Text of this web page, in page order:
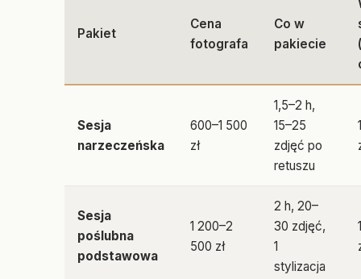
Pakiet
Cena
fotografa
Co w
pakiecie
Sesja
narzeczeńska
600–1 500
zł
1,5–2 h,
15–25
zdjęć po
retuszu
Sesja
poślubna
podstawowa
1 200–2
500 zł
2 h, 20–
30 zdjęć,
1
stylizacja